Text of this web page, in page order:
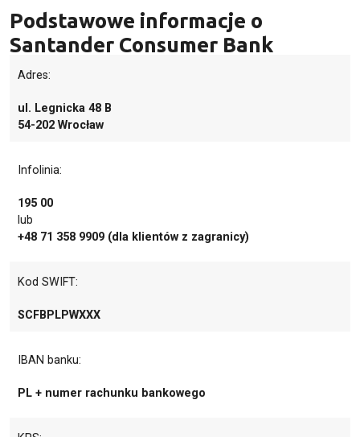
Podstawowe informacje o
Santander Consumer Bank
Adres:
ul. Legnicka 48 B
54-202 Wrocław
Infolinia:
195 00
lub
+48 71 358 9909 (dla klientów z zagranicy)
Kod SWIFT:
SCFBPLPWXXX
IBAN banku:
PL + numer rachunku bankowego